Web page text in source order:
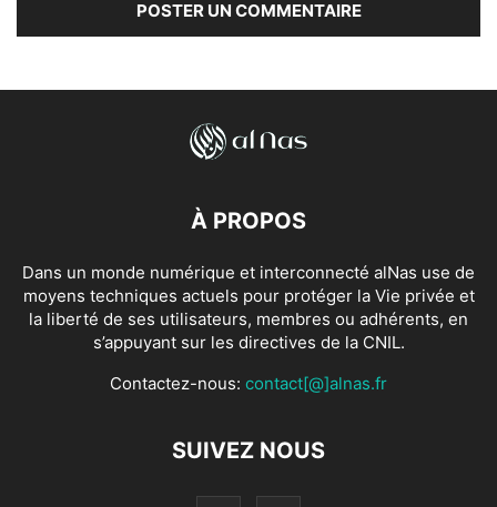
À PROPOS
Dans un monde numérique et interconnecté alNas use de
moyens techniques actuels pour protéger la Vie privée et
la liberté de ses utilisateurs, membres ou adhérents, en
s’appuyant sur les directives de la CNIL.
Contactez-nous: contact[@]alnas.fr
SUIVEZ NOUS